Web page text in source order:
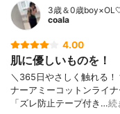
3歳＆0歳
coala
4.00
肌に優しいものを！
＼365日やさしく触れる
ナーアミーコットンライ
「ズレ防止テープ付き…続